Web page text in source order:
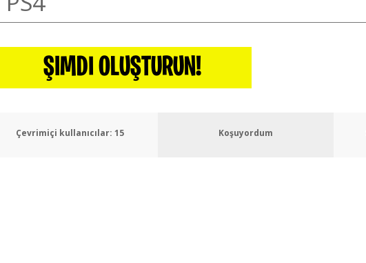
ŞIMDI OLUŞTURUN!
Çevrimiçi kullanıcılar: 18 Koşuyordum